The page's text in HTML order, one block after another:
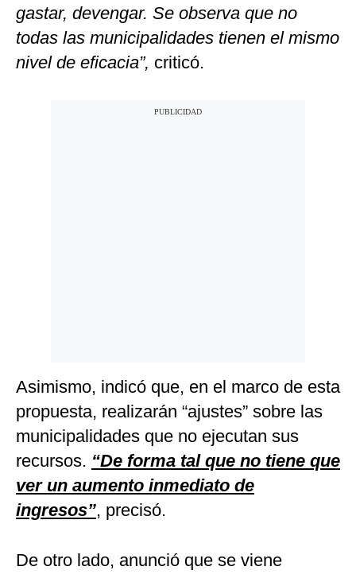
gastar, devengar. Se observa que no
todas las municipalidades tienen el mismo
nivel de eficacia”, criticó.
Asimismo, indicó que, en el marco de esta
propuesta, realizarán “ajustes” sobre las
municipalidades que no ejecutan sus
recursos. “De forma tal que no tiene que
ver un aumento inmediato de
ingresos”, precisó.
De otro lado, anunció que se viene